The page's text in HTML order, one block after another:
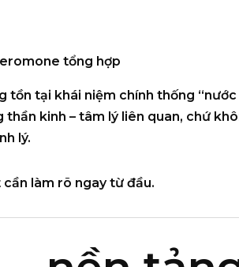
tổng hợp
tồn tại khái niệm chính thống
kinh – tâm lý liên quan, chứ
lý.
làm rõ ngay từ đầu.